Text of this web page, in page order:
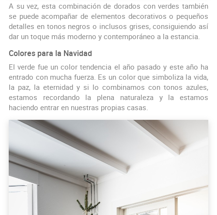
A su vez, esta combinación de dorados con verdes también
se puede acompañar de elementos decorativos o pequeños
detalles en tonos negros o inclusos grises, consiguiendo así
dar un toque más moderno y contemporáneo a la estancia.
Colores para la Navidad
El verde fue un color tendencia el año pasado y este año ha
entrado con mucha fuerza. Es un color que simboliza la vida,
la paz, la eternidad y si lo combinamos con tonos azules,
estamos recordando la plena naturaleza y la estamos
haciendo entrar en nuestras propias casas.